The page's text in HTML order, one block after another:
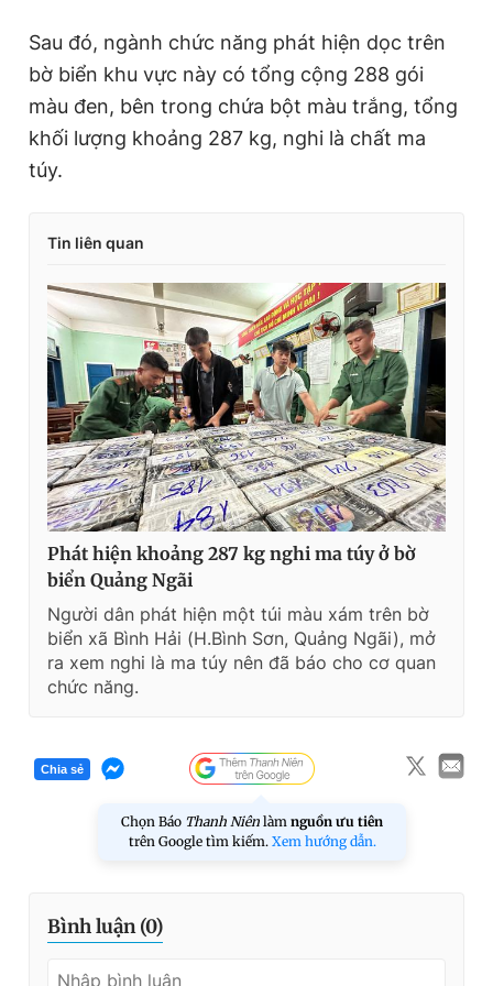
Sau đó, ngành chức năng phát hiện dọc trên
bờ biển khu vực này có tổng cộng 288 gói
màu đen, bên trong chứa bột màu trắng, tổng
khối lượng khoảng 287 kg, nghi là chất ma
túy.
Tin liên quan
Phát hiện khoảng 287 kg nghi ma túy ở bờ
biển Quảng Ngãi
Người dân phát hiện một túi màu xám trên bờ
biển xã Bình Hải (H.Bình Sơn, Quảng Ngãi), mở
ra xem nghi là ma túy nên đã báo cho cơ quan
chức năng.
Chia sẻ
Chọn Báo Thanh Niên làm nguồn ưu tiên
trên Google tìm kiếm. Xem hướng dẫn.
Bình luận (0)